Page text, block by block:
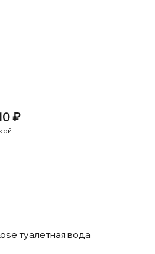
₽
туалетная вода